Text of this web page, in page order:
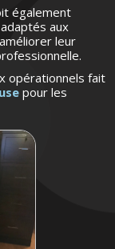
également
aux
leur
opérationnels fait
pour les